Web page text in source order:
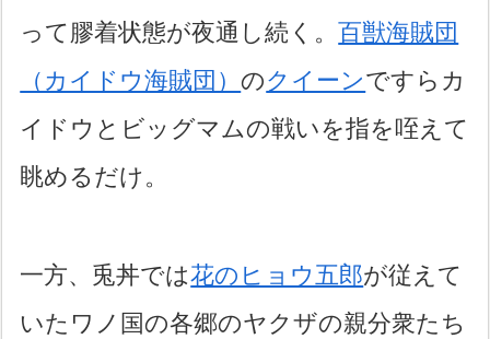
って膠着状態が夜通し続く。百獣海賊団
（カイドウ海賊団）のクイーンですらカ
イドウとビッグマムの戦いを指を咥えて
眺めるだけ。
一方、兎丼では花のヒョウ五郎が従えて
いたワノ国の各郷のヤクザの親分衆たち